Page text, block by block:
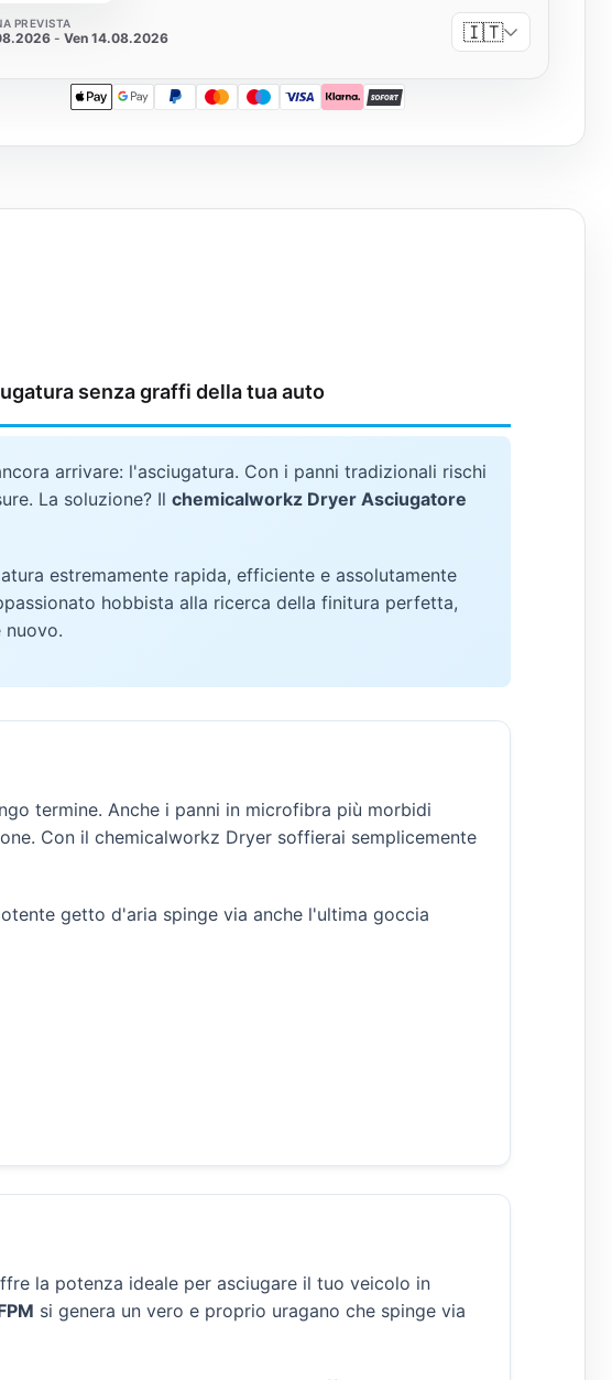
PREVISTA
- Ven 14.08.2026 🇮🇹
Apple PayGoogle Pay
PayPalMastercardMaestro
Visa KlarnaSOFORT
senza graffi della tua auto
arrivare: l'asciugatura. Con i panni tradizionali rischi
La soluzione? Il chemicalworkz Dryer Asciugatore
estremamente rapida, efficiente e assolutamente
hobbista alla ricerca della finitura perfetta,
termine. Anche i panni in microfibra più morbidi
Con il chemicalworkz Dryer soffierai semplicemente
getto d'aria spinge via anche l'ultima goccia
la potenza ideale per asciugare il tuo veicolo in
si genera un vero e proprio uragano che spinge via